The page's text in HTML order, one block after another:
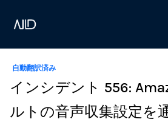
自動翻訳済み
インシデント 556:
ルトの音声収集設定を